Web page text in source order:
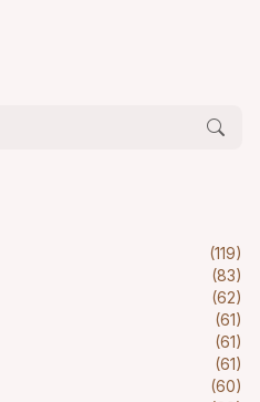
(119)
(83)
(62)
(61)
(61)
(61)
(60)